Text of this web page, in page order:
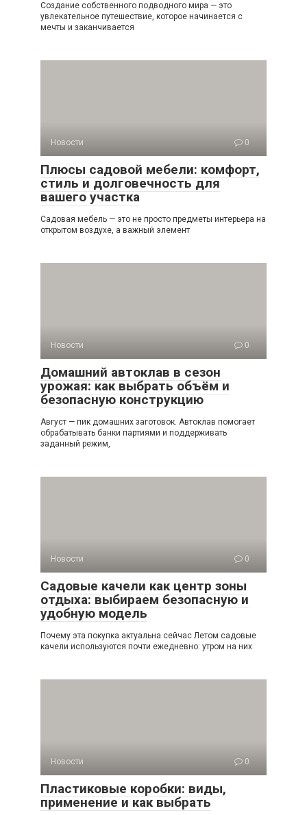
Создание собственного подводного мира — это
увлекательное путешествие, которое начинается с
мечты и заканчивается
Новости 0
Плюсы садовой мебели: комфорт,
стиль и долговечность для
вашего участка
Садовая мебель — это не просто предметы интерьера на
открытом воздухе, а важный элемент
Новости 0
Домашний автоклав в сезон
урожая: как выбрать объём и
безопасную конструкцию
Август — пик домашних заготовок. Автоклав помогает
обрабатывать банки партиями и поддерживать
заданный режим,
Новости 0
Садовые качели как центр зоны
отдыха: выбираем безопасную и
удобную модель
Почему эта покупка актуальна сейчас Летом садовые
качели используются почти ежедневно: утром на них
Новости 0
Пластиковые коробки: виды,
применение и как выбрать